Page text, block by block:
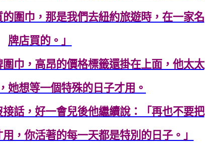
圍巾，那是我們去紐約旅遊時，在一家名
牌店買的。」
巾，高昂的價格標籤還掛在上面，他太太
她想等一個特殊的日子才用。
話，好一會兒後他繼續說：「再也不要把
，你活著的每一天都是特別的日子。」